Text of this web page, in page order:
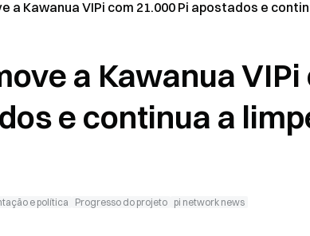
a Kawanua VIPi com 21.000 Pi apostados e
a Kawanua VIPi
e continua a
e política Progresso do projeto pi network news